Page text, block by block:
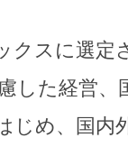
クスに選定
した経営
じめ、国内